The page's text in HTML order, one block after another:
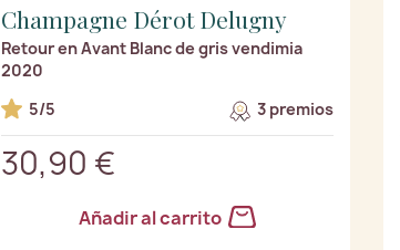
Champagne Dérot Delugny
Retour en Avant Blanc de gris vendimia
2020
5/5
3 premios
30,90 €
Añadir al carrito